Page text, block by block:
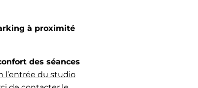
à proximité
des séances
l’entrée du studio